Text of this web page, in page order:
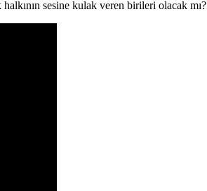
sesine kulak veren birileri olacak mı?